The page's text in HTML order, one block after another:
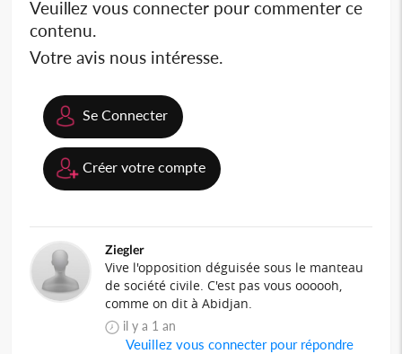
Veuillez vous connecter pour commenter ce
contenu.
Votre avis nous intéresse.
Se Connecter
Créer votre compte
Ziegler
Vive l'opposition déguisée sous le manteau
de société civile. C'est pas vous oooooh,
comme on dit à Abidjan.
il y a 1 an
Veuillez vous connecter pour répondre